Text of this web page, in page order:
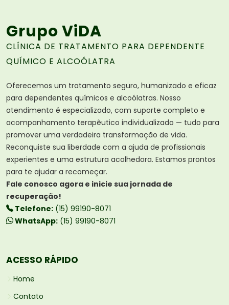
Grupo ViDA
CLÍNICA DE TRATAMENTO PARA DEPENDENTE
QUÍMICO E ALCOÓLATRA
Oferecemos um tratamento seguro, humanizado e eficaz
para dependentes químicos e alcoólatras. Nosso
atendimento é especializado, com suporte completo e
acompanhamento terapêutico individualizado — tudo para
promover uma verdadeira transformação de vida.
Reconquiste sua liberdade com a ajuda de profissionais
experientes e uma estrutura acolhedora. Estamos prontos
para te ajudar a recomeçar.
Fale conosco agora e inicie sua jornada de
recuperação!
Telefone: (15) 99190-8071
WhatsApp: (15) 99190-8071
ACESSO RÁPIDO
Home
Contato